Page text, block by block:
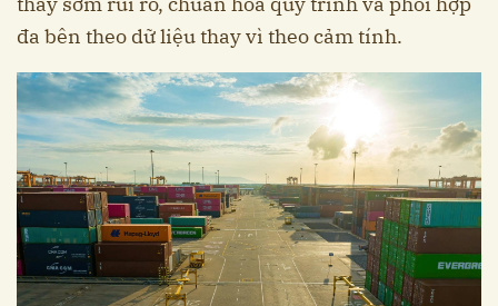
đa bên theo dữ liệu thay vì theo cảm tính.